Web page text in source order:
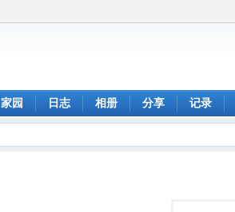
家园 日志 相册 分享 记录